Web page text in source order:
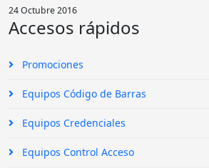
Serie DS4800
24 Octubre 2016
24 Octubre 2016
Accesos rápidos
Promociones
Equipos Código de Barras